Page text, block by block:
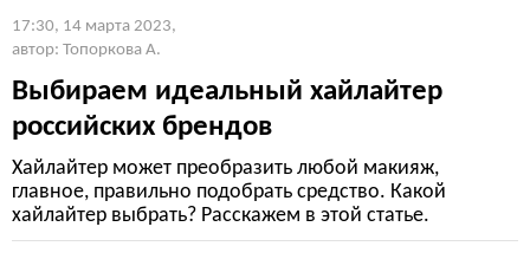
17:30, 14 марта 2023,
автор: Топоркова А.
Выбираем идеальный хайлайтер
российских брендов
Хайлайтер может преобразить любой макияж,
главное, правильно подобрать средство. Какой
хайлайтер выбрать? Расскажем в этой статье.